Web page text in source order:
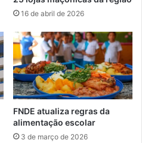
16 de abril de 2026
FNDE atualiza regras da
alimentação escolar
3 de março de 2026